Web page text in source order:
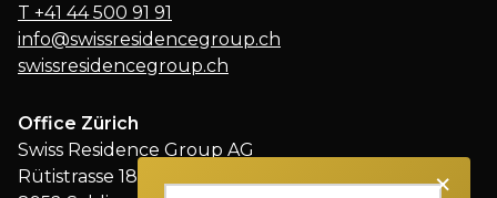
×
T +41 44 500 91 91
info@swissresidencegroup.ch
swissresidencegroup.ch
Office Zürich
Swiss Residence Group AG
Rütistrasse 18